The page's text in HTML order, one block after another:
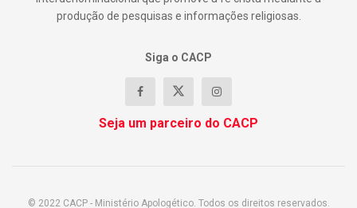
produção de pesquisas e informações religiosas.
Siga o CACP
Seja um parceiro do CACP
© 2022 CACP - Ministério Apologético. Todos os direitos reservados.